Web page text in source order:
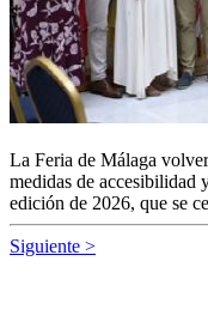
La Feria de Málaga
medidas de accesibilidad
edición de 2026, que se
Siguiente >